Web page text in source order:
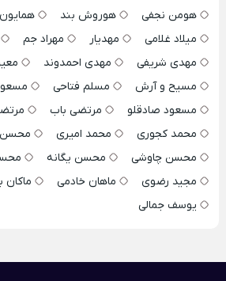
هومن نجفی
هوروش بند
میلاد غلامی
مهدیار مهراد جم
مهدی شریفی
مهدی احمدوند
مسیح و آرش
مسلم فتاحی
مسعود صادقلو
مرتضی باب
محمد کجوری
محمد امیری
محسن
محسن چاوشی
محسن یگانه
مجید رضوی
ماهان خادمی ماکان
یوسف جمالی